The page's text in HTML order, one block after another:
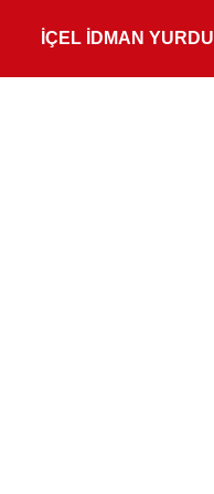
İÇEL İDMAN YURDU